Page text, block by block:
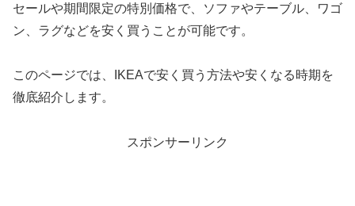
セールや期間限定の特別価格で、ソファやテーブル、ワゴ
ン、ラグなどを安く買うことが可能です。
このページでは、IKEAで安く買う方法や安くなる時期を
徹底紹介します。
スポンサーリンク